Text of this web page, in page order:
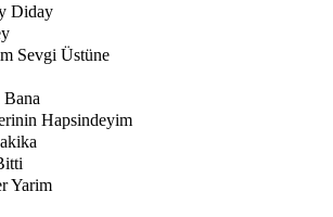
Diday
Sevgi Üstüne
Bana
Hapsindeyim
Yarim